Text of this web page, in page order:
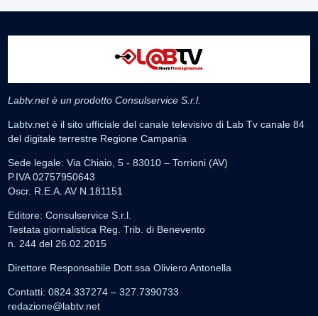
Labtv.net è un prodotto Consulservice S.r.l.
Labtv.net è il sito ufficiale del canale televisivo di Lab Tv canale 84
del digitale terrestre Regione Campania
Sede legale: Via Chiaio, 5 - 83010 – Torrioni (AV)
P.IVA 02757950643
Oscr. R.E.A. AV N.181151
Editore: Consulservice S.r.l.
Testata giornalistica Reg. Trib. di Benevento
n. 244 del 26.02.2015
Direttore Responsabile Dott.ssa Oliviero Antonella
Contatti: 0824.337274 – 327.7390733
redazione@labtv.net